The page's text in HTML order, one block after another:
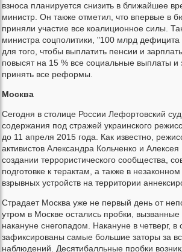
взноса планируется снизить в ближайшее
министр. Он также отметил, что впервые в
приняли участие все коалиционное силы.
министра соцполитики, "100 млрд
для того, чтобы выплатить пенсии и
повысят на 15 % все социальные выплаты и
принять все реформы.
Москва
Сегодня в столице России Лефортовский
содержания под стражей украинского
до 11 апреля 2015 года. Как известно,
активистов Александра Кольченко и
создании террористического сообщества,
подготовке к терактам, а также в
взрывных устройств на территории
Страдает Москва уже не первый день от
утром в Москве остались пробки,
накануне снегопадом. Накануне в четверг,
зафиксированы самые большие заторы за
наблюдений. Десятибалльные пробки